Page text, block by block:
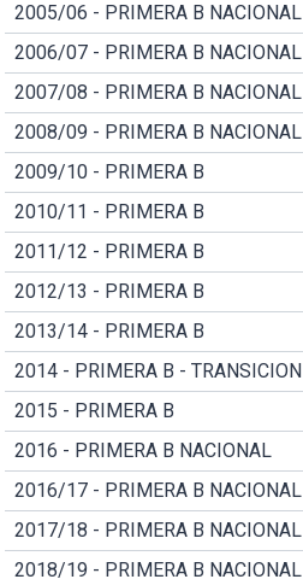
2005/06 - PRIMERA B NACIONAL
2006/07 - PRIMERA B NACIONAL
2007/08 - PRIMERA B NACIONAL
2008/09 - PRIMERA B NACIONAL
2009/10 - PRIMERA B
2010/11 - PRIMERA B
2011/12 - PRIMERA B
2012/13 - PRIMERA B
2013/14 - PRIMERA B
2014 - PRIMERA B - TRANSICION
2015 - PRIMERA B
2016 - PRIMERA B NACIONAL
2016/17 - PRIMERA B NACIONAL
2017/18 - PRIMERA B NACIONAL
2018/19 - PRIMERA B NACIONAL